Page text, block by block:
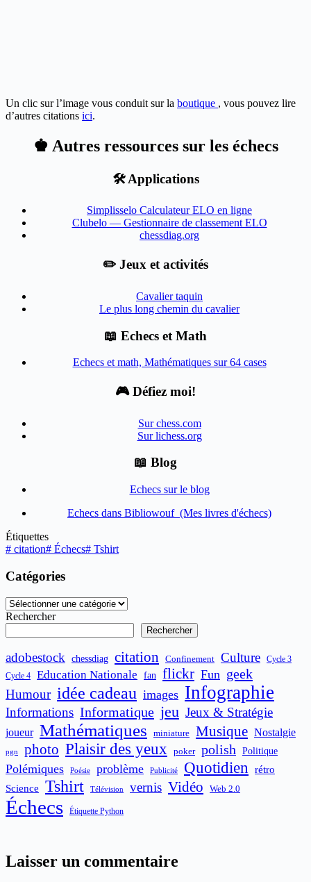
Un clic sur l’image vous conduit sur la boutique , vous pouvez lire
d’autres citations ici.
♚ Autres ressources sur les échecs
🛠️ Applications
Simplisselo Calculateur ELO en ligne
Clubelo — Gestionnaire de classement ELO
chessdiag.org
✏️ Jeux et activités
Cavalier taquin
Le plus long chemin du cavalier
📖 Echecs et Math
Echecs et math, Mathématiques sur 64 cases
🎮 Défiez moi!
Sur chess.com
Sur lichess.org
📖 Blog
Echecs sur le blog
Echecs dans Bibliowouf (Mes livres d'échecs)
Étiquettes
# citation# Échecs# Tshirt
Catégories
Catégories
Rechercher
Rechercher
adobestock chessdiag citation Confinement Culture
Cycle 3
Cycle 4
Education Nationale fan flickr Fun geek
Humour idée cadeau images Infographie
Informations Informatique jeu Jeux & Stratégie
joueur Mathématiques miniature Musique Nostalgie
pgn photo Plaisir des yeux poker polish Politique
Polémiques Poésie problème Publicité Quotidien
rétro
Science
Tshirt Télévision vernis Vidéo Web 2.0
Échecs Étiquette Python
Laisser un commentaire